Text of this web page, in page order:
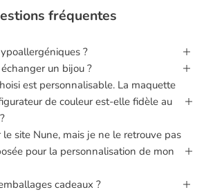
fréquentes
?
un bijou ?
est personnalisable. La maquette
de couleur est-elle fidèle au
le site Nune, mais je ne le retrouve pas
pour la personnalisation de mon
cadeaux ?